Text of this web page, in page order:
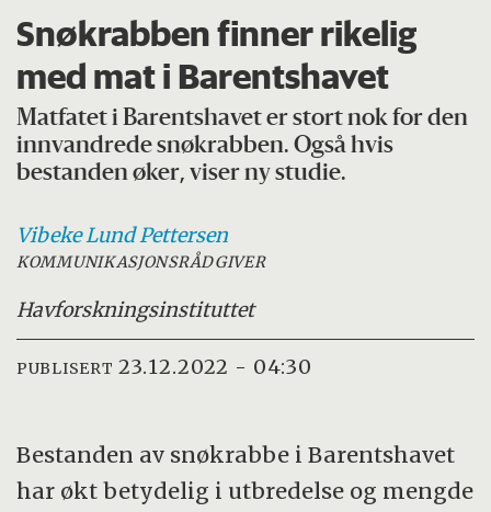
Snøkrabben finner rikelig
med mat i Barentshavet
Matfatet i Barentshavet er stort nok for den
innvandrede snøkrabben. Også hvis
bestanden øker, viser ny studie.
Vibeke LundPettersen
KOMMUNIKASJONSRÅDGIVER
Havforskningsinstituttet
PUBLISERT 23.12.2022 - 04:30
Bestanden av snøkrabbe i Barentshavet
har økt betydelig i utbredelse og mengde